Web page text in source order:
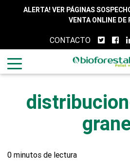
Skip to content
ALERTA! VER PÁGINAS
VENTA ONLINE DE
CONTACTO
0 minutos de lectura